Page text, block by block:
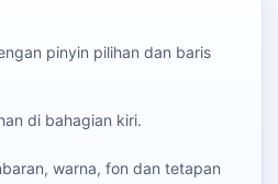
pinyin pilihan dan baris
di bahagian kiri.
warna, fon dan tetapan